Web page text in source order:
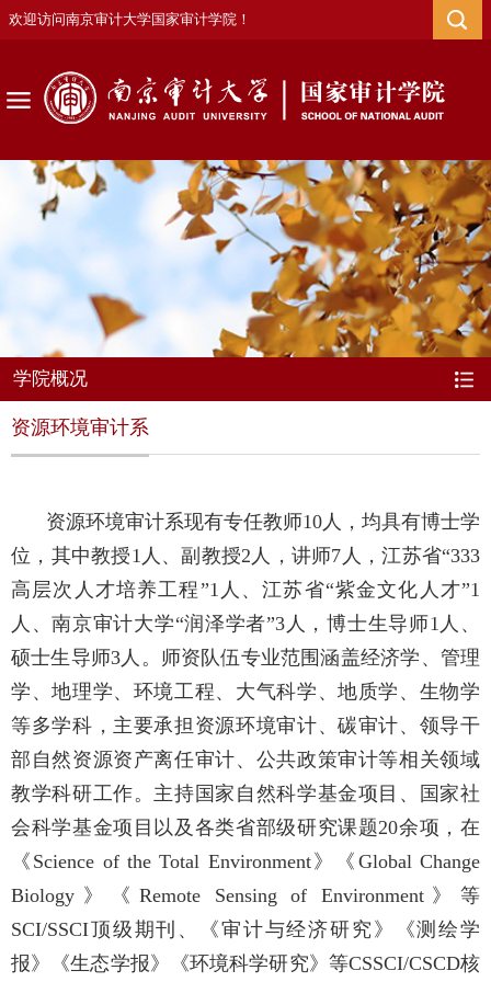
欢迎访问南京审计大学国家审计学院！
学院概况
资源环境审计系
资源环境审计系现有专任教师10人，均具有博士学
位，其中教授1 人、副教授2 人，讲师7 人，江苏省“333
高层次人才培养工程”1 人、江苏省“紫金文化人才”1
人、南京审计大学“润泽学者”3 人，博士生导师1 人、
硕士生导师3 人。师资队伍专业范围涵盖经济学、管理
学、地理学、环境工程、大气科学、地质学、生物学
等多学科，主要承担资源环境审计、碳审计、领导干
部自然资源资产离任审计、公共政策审计等相关领域
教学科研工作。主持国家自然科学基金项目、国家社
会科学基金项目以及各类省部级研究课题20余项，在
《 Science of the Total Environment》《 Global Change
Biology 》《 Remote Sensing of Environment》等
SCI/SSCI顶级期刊、《审计与经济研究》《测绘学
报》《生态学报》《环境科学研究》等CSSCI/CSCD核